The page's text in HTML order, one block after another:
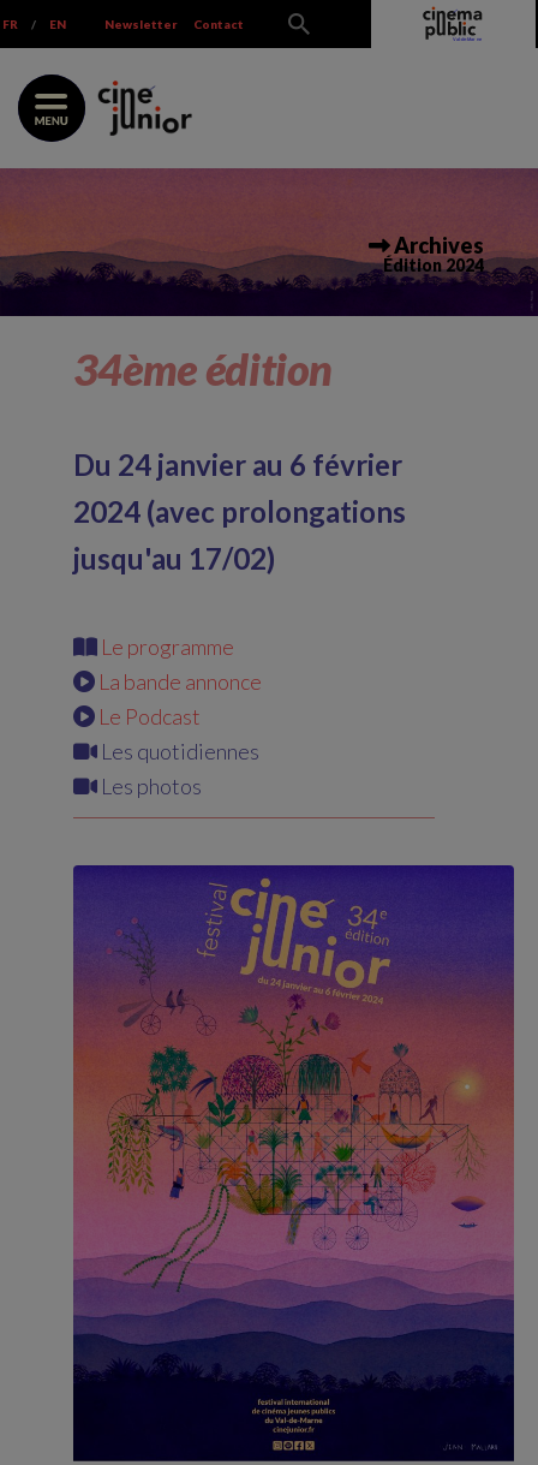
to
content
FR / EN Newsletter Contact
Archives
Édition 2024
34ème édition
Du 24 janvier au 6 février
2024 (avec prolongations
jusqu'au 17/02)
Le programme
La bande annonce
Le Podcast
Les quotidiennes
Les photos